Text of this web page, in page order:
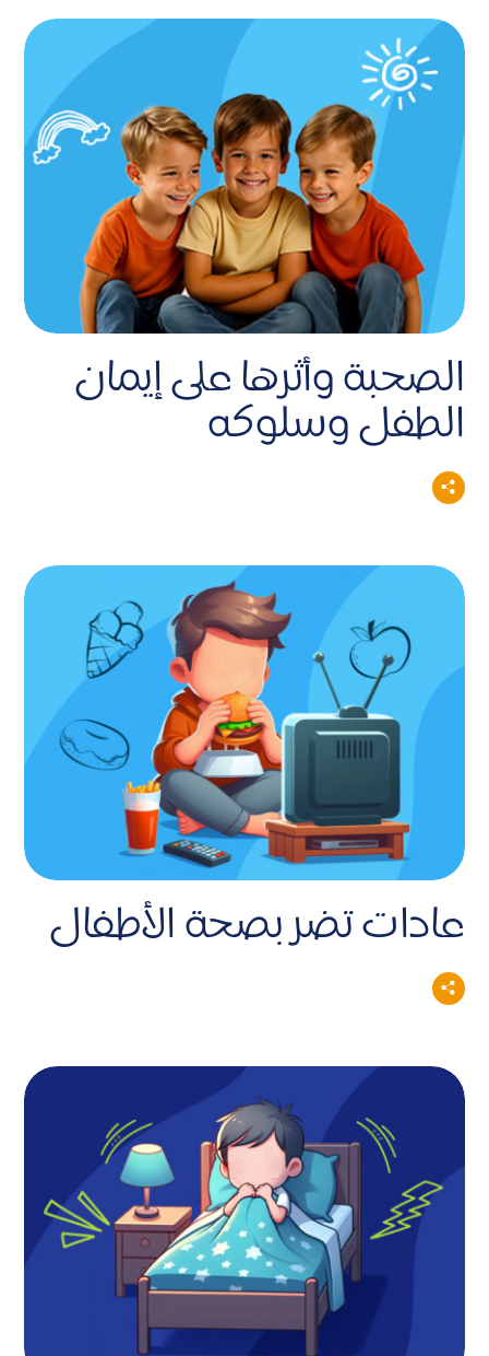
الصحبة وأثرها على إيمان
الطفل وسلوكه
عادات تضر بصحة الأطفال